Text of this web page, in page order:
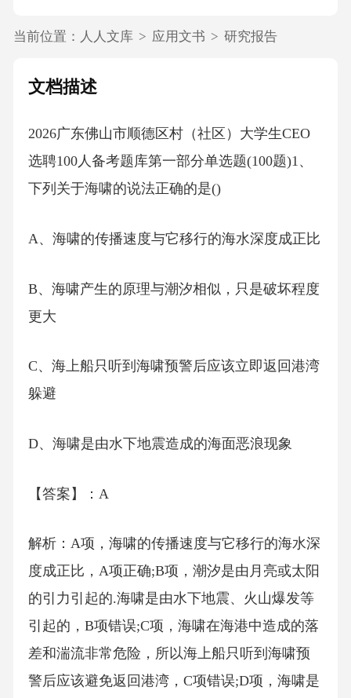
当前位置： 人人文库 > 应用文书 > 研究报告
文档描述
2026广东佛山市顺德区村（社区）大学生CEO
选聘100人备考题库第一部分单选题(100题)1、
下列关于海啸的说法正确的是()
A、海啸的传播速度与它移行的海水深度成正比
B、海啸产生的原理与潮汐相似，只是破坏程度
更大
C、海上船只听到海啸预警后应该立即返回港湾
躲避
D、海啸是由水下地震造成的海面恶浪现象
【答案】：A
解析：A项，海啸的传播速度与它移行的海水深
度成正比，A项正确;B项，潮汐是由月亮或太阳
的引力引起的.海啸是由水下地震、火山爆发等
引起的，B项错误;C项，海啸在海港中造成的落
差和湍流非常危险，所以海上船只听到海啸预
警后应该避免返回港湾，C项错误;D项，海啸是